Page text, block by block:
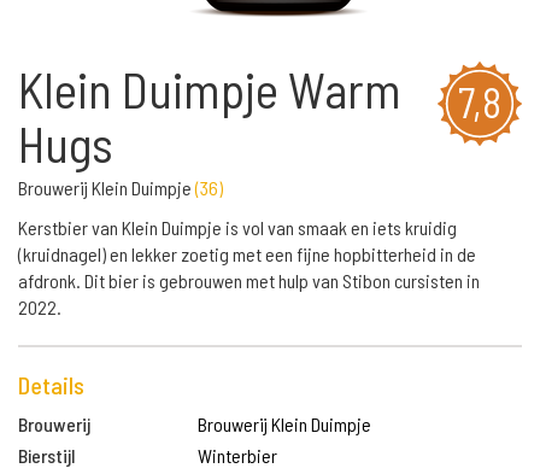
7,8
Klein Duimpje Warm
Hugs
Brouwerij Klein Duimpje(36)
Kerstbier van Klein Duimpje is vol van smaak en iets kruidig
(kruidnagel) en lekker zoetig met een fijne hopbitterheid in de
afdronk. Dit bier is gebrouwen met hulp van Stibon cursisten in
2022.
Details
Brouwerij
Brouwerij Klein Duimpje
Bierstijl
Winterbier